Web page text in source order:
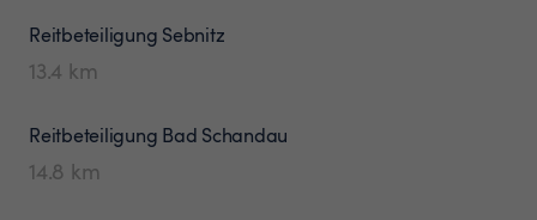
Reitbeteiligung Sebnitz
13.4 km
Reitbeteiligung Bad Schandau
14.8 km